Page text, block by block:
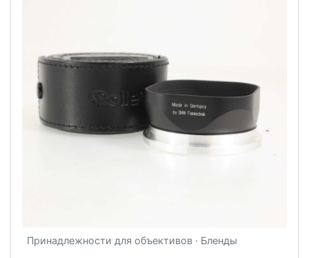
Принадлежности для объективов · Бленды